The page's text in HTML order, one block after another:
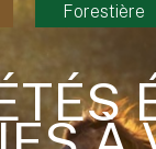
Forestière